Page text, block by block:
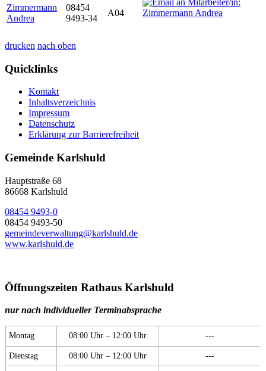
Zimmermann
Andrea
08454
9493-34
A04
drucken nach oben
Quicklinks
Kontakt
Inhaltsverzeichnis
Impressum
Datenschutz
Erklärung zur Barrierefreiheit
Gemeinde Karlshuld
Hauptstraße 68
86668 Karlshuld
08454 9493-0
08454 9493-50
gemeindeverwaltung@karlshuld.de
www.karlshuld.de
Öffnungszeiten Rathaus Karlshuld
nur nach individueller Terminabsprache
Montag 08:00 Uhr – 12:00 Uhr ---
Dienstag 08:00 Uhr – 12:00 Uhr ---